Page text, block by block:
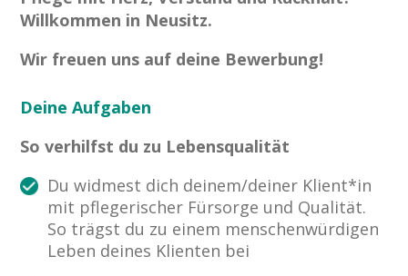
Willkommen in Neusitz.
Wir freuen uns auf deine Bewerbung!
Deine Aufgaben
So verhilfst du zu Lebensqualität
Du widmest dich deinem/deiner Klient*in
mit pflegerischer Fürsorge und Qualität.
So trägst du zu einem menschenwürdigen
Leben deines Klienten bei